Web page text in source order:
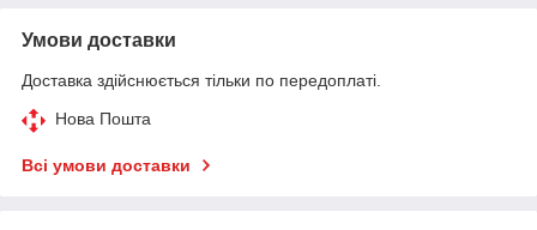
Умови доставки
Доставка здійснюється тільки по передоплаті.
Нова Пошта
Всі умови доставки